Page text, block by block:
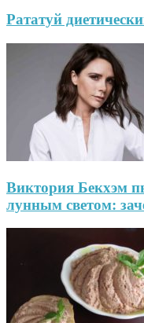
Рататуй
Виктория Бекхэм
лунным светом: